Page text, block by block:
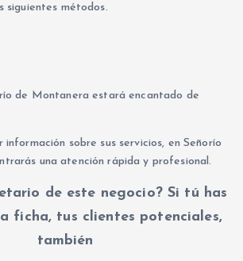
siguientes métodos.
de Montanera estará encantado de
sobre sus servicios, en Señorío
una atención rápida y profesional.
de este negocio? Si tú has
ficha, tus clientes potenciales,
también